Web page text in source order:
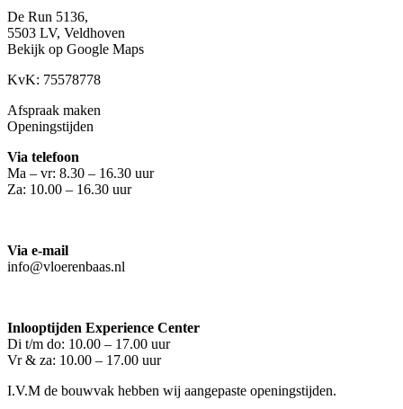
De Run 5136,
5503 LV, Veldhoven
Bekijk op Google Maps
KvK: 75578778
Afspraak maken
Openingstijden
Via telefoon
Ma – vr: 8.30 – 16.30 uur
Za: 10.00 – 16.30 uur
Via e-mail
info@vloerenbaas.nl
Inlooptijden Experience Center
Di t/m do: 10.00 – 17.00 uur
Vr & za: 10.00 – 17.00 uur
I.V.M de bouwvak hebben wij aangepaste openingstijden.